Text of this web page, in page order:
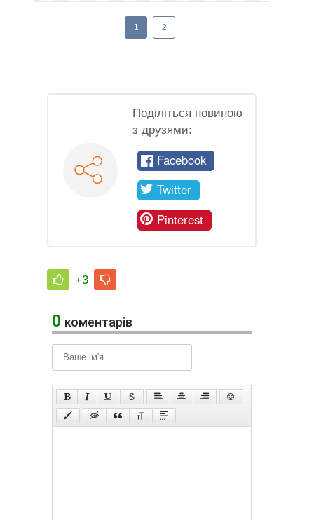
1 2
Поділіться новиною
з друзями:
Facebook
Twitter
Pinterest
+3
0 коментарів